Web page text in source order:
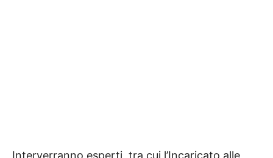
Interverranno esperti, tra cui l’Incaricato alle